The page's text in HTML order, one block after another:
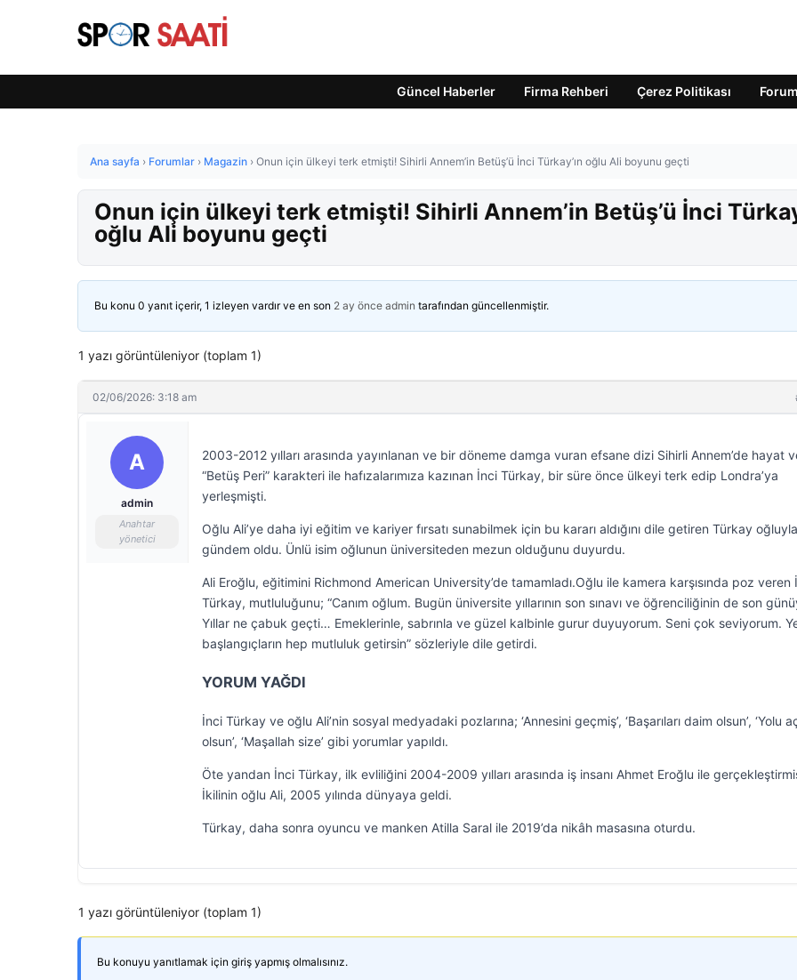
Güncel Haberler Firma Rehberi Çerez Politikası Forum
Ana sayfa › Forumlar › Magazin › Onun için ülkeyi terk etmişti! Sihirli Annem’in Betüş’ü İnci Türkay’ın oğlu Ali boyunu geçti
Onun için ülkeyi terk etmişti! Sihirli Annem’in Betüş’ü İnci
oğlu Ali boyunu geçti
Bu konu 0 yanıt içerir, 1 izleyen vardır ve en son 2 ay önce admin tarafından güncellenmiştir.
1 yazı görüntüleniyor (toplam 1)
02/06/2026: 3:18 am
A
admin
Anahtar
yönetici
2003-2012 yılları arasında yayınlanan ve bir döneme damga vuran efsane dizi Sihirli Annem’de hayat
“Betüş Peri” karakteri ile hafızalarımıza kazınan İnci Türkay, bir süre önce ülkeyi terk edip Londra’ya
yerleşmişti.
Oğlu Ali’ye daha iyi eğitim ve kariyer fırsatı sunabilmek için bu kararı aldığını dile getiren Türkay oğluyla
gündem oldu. Ünlü isim oğlunun üniversiteden mezun olduğunu duyurdu.
Ali Eroğlu, eğitimini Richmond American University’de tamamladı.Oğlu ile kamera karşısında poz veren
Türkay, mutluluğunu; “Canım oğlum. Bugün üniversite yıllarının son sınavı ve öğrenciliğinin de son
Yıllar ne çabuk geçti… Emeklerinle, sabrınla ve güzel kalbinle gurur duyuyorum. Seni çok seviyorum.
başlangıçların hep mutluluk getirsin” sözleriyle dile getirdi.
YORUM YAĞDI
İnci Türkay ve oğlu Ali’nin sosyal medyadaki pozlarına; ‘Annesini geçmiş’, ‘Başarıları daim olsun’, ‘Yolu
olsun’, ‘Maşallah size’ gibi yorumlar yapıldı.
Öte yandan İnci Türkay, ilk evliliğini 2004-2009 yılları arasında iş insanı Ahmet Eroğlu ile
İkilinin oğlu Ali, 2005 yılında dünyaya geldi.
Türkay, daha sonra oyuncu ve manken Atilla Saral ile 2019’da nikâh masasına oturdu.
1 yazı görüntüleniyor (toplam 1)
Bu konuyu yanıtlamak için giriş yapmış olmalısınız.